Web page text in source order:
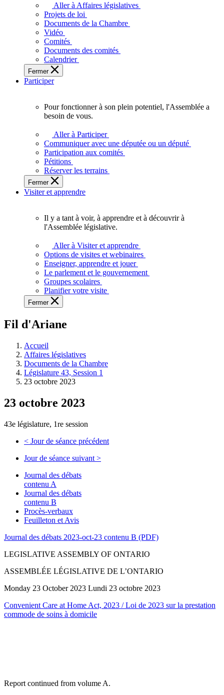
adopte
touchent
des
Ontariennes
et
Aller à Affaires législatives
Projets de loi
Documents de la Chambre
Vidéo
Comités
Documents des comités
Calendrier
Fermer
Participer
plein
potentiel,
l'Assemblée
a
besoin
de
Pour fonctionner à son plein potentiel, l'Assemblée a
besoin de vous.
Aller à Participer
Communiquer avec une députée ou un député
Participation aux comités
Pétitions
Réserver les terrains
Fermer
Visiter et apprendre
voir,
apprendre
et
à
à
législative.
Il y a tant à voir, à apprendre et à découvrir à
l'Assemblée législative.
Aller à Visiter et apprendre
Options de visites et webinaires
Enseigner, apprendre et jouer
Le parlement et le gouvernement
Groupes scolaires
Planifier votre visite
Fermer
Fil d'Ariane
Accueil
Affaires législatives
Documents de la Chambre
Législature 43, Session 1
23 octobre 2023
23 octobre 2023
43e législature, 1re session
< Jour de séance précédent
Jour de séance suivant >
Journal des débats
contenu A
Journal des débats
contenu B
Procès-verbaux
Feuilleton et Avis
Journal des débats 2023-oct-23 contenu B (PDF)
LEGISLATIVE ASSEMBLY OF ONTARIO
ASSEMBLÉE LÉGISLATIVE DE L’ONTARIO
Monday 23 October 2023 Lundi 23 octobre 2023
Convenient Care at Home Act, 2023 / Loi de 2023 sur la prestation
commode de soins à domicile
Report continued from volume A.